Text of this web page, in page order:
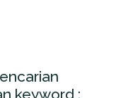
keyword :